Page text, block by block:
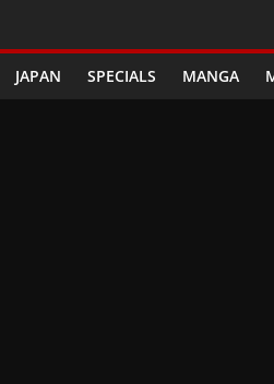
JAPAN SPECIALS MANGA